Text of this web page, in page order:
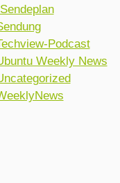
Sendeplan
Podcast
Weekly News